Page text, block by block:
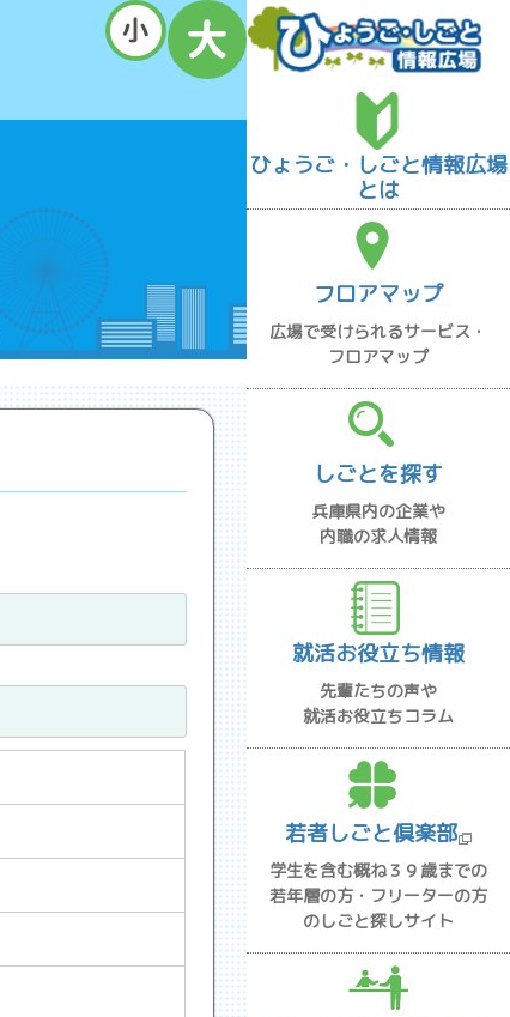
ひょうご・しごと情報広場
とは
フロアマップ
広場で受けられるサービス・
フロアマップ
しごとを探す
兵庫県内の企業や
内職の求人情報
就活お役立ち情報
先輩たちの声や
就活お役立ちコラム
若者しごと倶楽部
学生を含む概ね３９歳までの
若年層の方・フリーターの方
のしごと探しサイト